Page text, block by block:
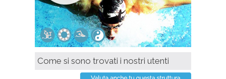
Come si sono trovati i nostri utenti